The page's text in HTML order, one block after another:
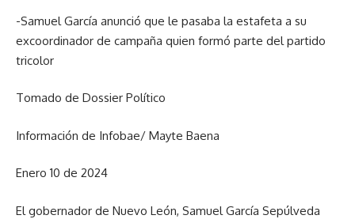
-Samuel García anunció que le pasaba la estafeta a su
excoordinador de campaña quien formó parte del partido
tricolor
Tomado de Dossier Político
Información de Infobae/ Mayte Baena
Enero 10 de 2024
El gobernador de Nuevo León, Samuel García Sepúlveda